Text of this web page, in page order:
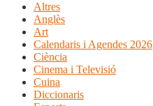
Altres
Anglès
Art
Calendaris i Agendes 2026
Ciència
Cinema i Televisió
Cuina
Diccionaris